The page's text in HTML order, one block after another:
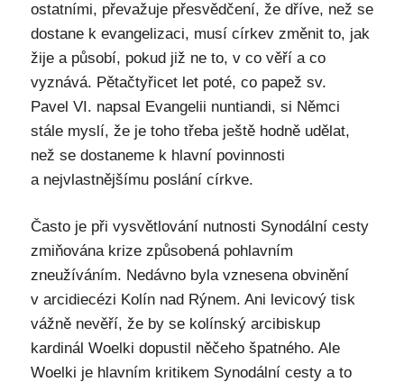
ostatními, převažuje přesvědčení, že dříve, než se
dostane k evangelizaci, musí církev změnit to, jak
žije a působí, pokud již ne to, v co věří a co
vyznává. Pětačtyřicet let poté, co papež sv.
Pavel VI. napsal Evangelii nuntiandi, si Němci
stále myslí, že je toho třeba ještě hodně udělat,
než se dostaneme k hlavní povinnosti
a nejvlastnějšímu poslání církve.
Často je při vysvětlování nutnosti Synodální cesty
zmiňována krize způsobená pohlavním
zneužíváním. Nedávno byla vznesena obvinění
v arcidiecézi Kolín nad Rýnem. Ani levicový tisk
vážně nevěří, že by se kolínský arcibiskup
kardinál Woelki dopustil něčeho špatného. Ale
Woelki je hlavním kritikem Synodální cesty a to